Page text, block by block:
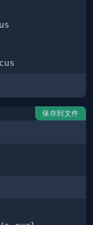
保存到文件